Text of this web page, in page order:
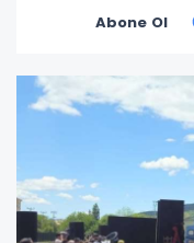
Abone Ol